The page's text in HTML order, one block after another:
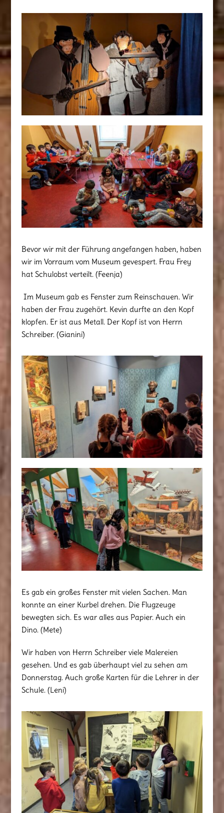
Bevor wir mit der Führung angefangen haben, haben
wir im Vorraum vom Museum gevespert. Frau Frey
hat Schulobst verteilt. (Feenja)
Im Museum gab es Fenster zum Reinschauen. Wir
haben der Frau zugehört. Kevin durfte an den Kopf
klopfen. Er ist aus Metall. Der Kopf ist von Herrn
Schreiber. (Gianini)
Es gab ein großes Fenster mit vielen Sachen. Man
konnte an einer Kurbel drehen. Die Flugzeuge
bewegten sich. Es war alles aus Papier. Auch ein
Dino. (Mete)
Wir haben von Herrn Schreiber viele Malereien
gesehen. Und es gab überhaupt viel zu sehen am
Donnerstag. Auch große Karten für die Lehrer in der
Schule. (Leni)